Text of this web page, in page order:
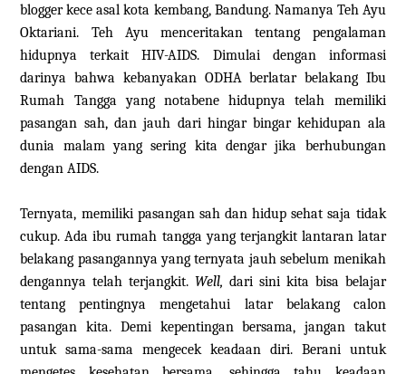
blogger kece asal kota kembang, Bandung. Namanya Teh Ayu
Oktariani. Teh Ayu menceritakan tentang pengalaman
hidupnya terkait HIV-AIDS. Dimulai dengan informasi
darinya bahwa kebanyakan ODHA berlatar belakang Ibu
Rumah Tangga yang notabene hidupnya telah memiliki
pasangan sah, dan jauh dari hingar bingar kehidupan ala
dunia malam yang sering kita dengar jika berhubungan
dengan AIDS.
Ternyata, memiliki pasangan sah dan hidup sehat saja tidak
cukup. Ada ibu rumah tangga yang terjangkit lantaran latar
belakang pasangannya yang ternyata jauh sebelum menikah
dengannya telah terjangkit.Well, dari sini kita bisa belajar
tentang pentingnya mengetahui latar belakang calon
pasangan kita. Demi kepentingan bersama, jangan takut
untuk sama-sama mengecek keadaan diri. Berani untuk